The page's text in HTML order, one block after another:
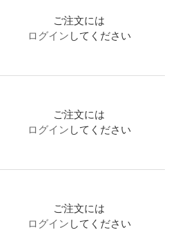
ご注文には
ログイン してください
ご注文には
ログイン してください
ご注文には
ログイン してください